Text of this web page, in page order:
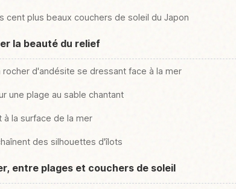
cent plus beaux couchers de soleil du Japon
la beauté du relief
d'andésite se dressant face à la mer
une plage au sable chantant
à la surface de la mer
des silhouettes d'îlots
entre plages et couchers de soleil